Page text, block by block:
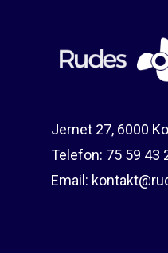
Jernet 27, 6000
Telefon: 75 59 43
Email: